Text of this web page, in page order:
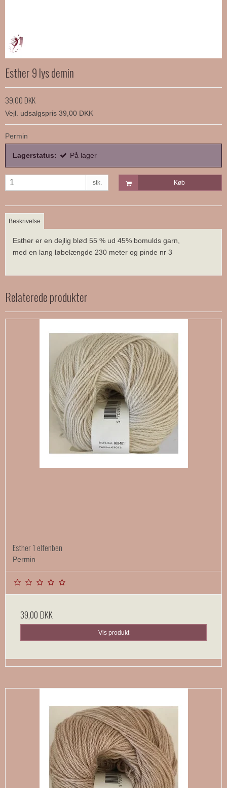
Esther 9 lys demin
39,00 DKK
Vejl. udsalgspris 39,00 DKK
Permin
Lagerstatus: På lager
stk. Køb
Beskrivelse
Esther er en dejlig blød 55 % ud 45% bomulds garn,
med en lang løbelængde 230 meter og pinde nr 3
Relaterede produkter
Esther 1 elfenben
Permin
39,00 DKK
Vis produkt